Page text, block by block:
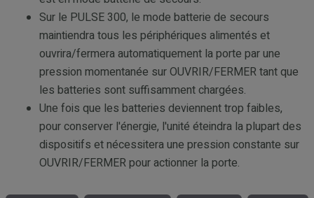
Sur le PULSE 300, le mode batterie de secours
maintiendra tous les périphériques alimentés et
ouvrira/fermera automatiquement la porte par une
pression momentanée sur OUVRIR/FERMER tant que
les batteries sont suffisamment chargées.
Une fois que les batteries deviennent trop faibles,
pour conserver l'énergie, l'unité éteindra la plupart des
dispositifs et nécessitera une pression constante sur
OUVRIR/FERMER pour actionner la porte.